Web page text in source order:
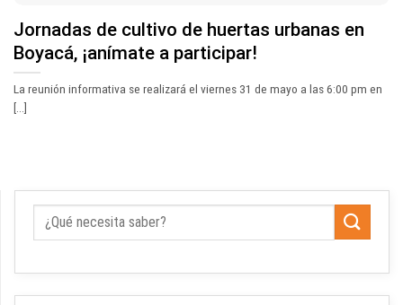
Jornadas de cultivo de huertas urbanas en
Boyacá, ¡anímate a participar!
La reunión informativa se realizará el viernes 31 de mayo a las 6:00 pm en
[...]